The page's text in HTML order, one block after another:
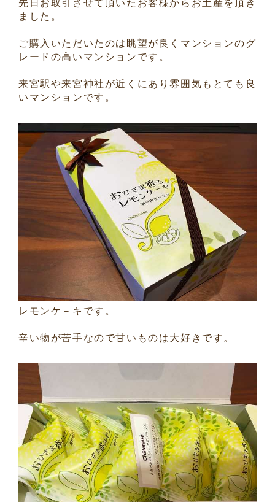
先日お取引させて頂いたお客様からお土産を頂き
ました。
ご購入いただいたのは眺望が良くマンションのグ
レードの高いマンションです。
来宮駅や来宮神社が近くにあり雰囲気もとても良
いマンションです。
レモンケ－キです。
辛い物が苦手なので甘いものは大好きです。